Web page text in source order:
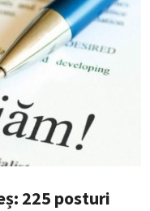
225 posturi